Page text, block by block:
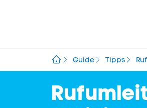
Guide Tipps